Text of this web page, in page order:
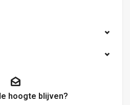
hoogte blijven?